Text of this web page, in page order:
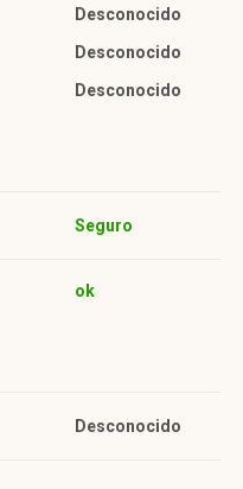
Desconocido
Desconocido
Desconocido
Seguro
ok
Desconocido